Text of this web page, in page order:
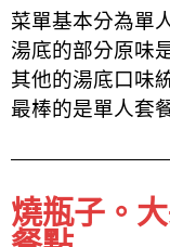
菜單基本分為單
湯底的部分原味
其他的湯底口味
最棒的是單人套
燒瓶子。